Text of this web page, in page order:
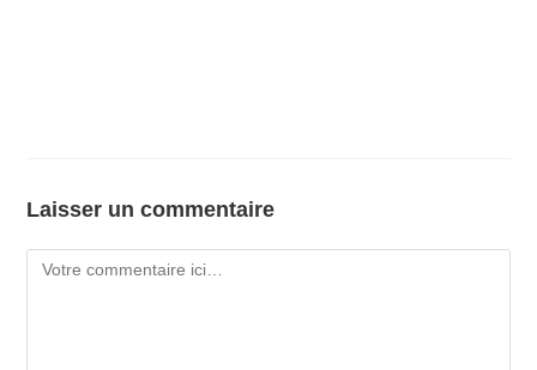
Laisser un commentaire